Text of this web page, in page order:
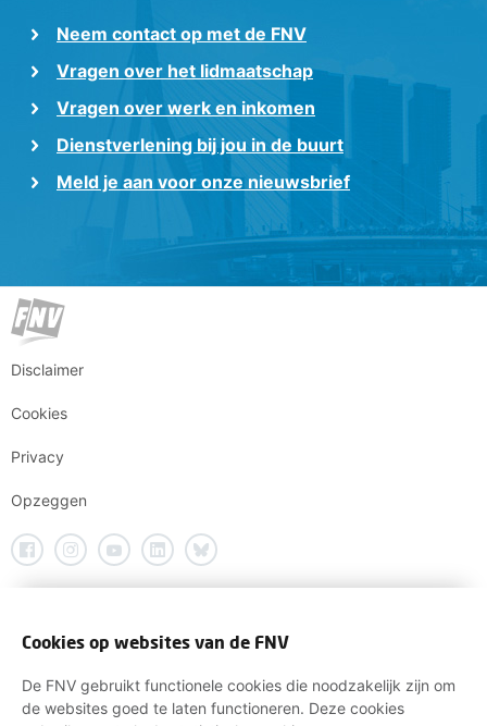
Neem contact op met de FNV
Vragen over het lidmaatschap
Vragen over werk en inkomen
Dienstverlening bij jou in de buurt
Meld je aan voor onze nieuwsbrief
Disclaimer
Cookies
Privacy
Opzeggen
Cookies op websites van de FNV
De FNV gebruikt functionele cookies die noodzakelijk zijn om
de websites goed te laten functioneren. Deze cookies